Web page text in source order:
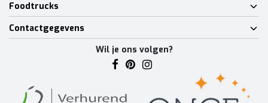
Foodtrucks
Contactgegevens
Wil je ons volgen?